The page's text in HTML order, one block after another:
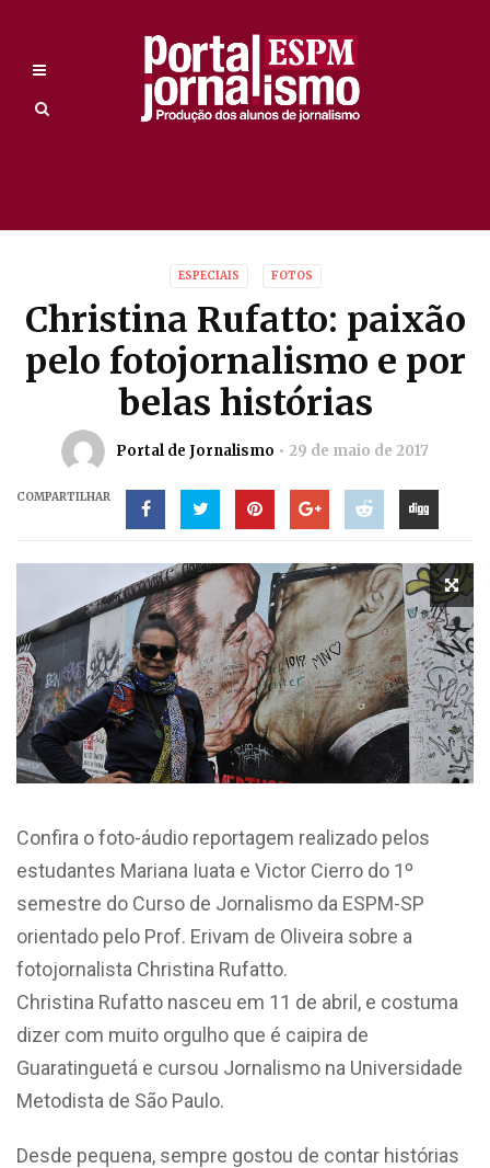
ESPECIAIS FOTOS
Christina Rufatto: paixão
pelo fotojornalismo e por
belas histórias
Portal de Jornalismo 29 de maio de 2017
COMPARTILHAR
Confira o foto-áudio reportagem realizado pelos
estudantes Mariana Iuata e Victor Cierro do 1º
semestre do Curso de Jornalismo da ESPM-SP
orientado pelo Prof. Erivam de Oliveira sobre a
fotojornalista Christina Rufatto.
Christina Rufatto nasceu em 11 de abril, e costuma
dizer com muito orgulho que é caipira de
Guaratinguetá e cursou Jornalismo na Universidade
Metodista de São Paulo.
Desde pequena, sempre gostou de contar histórias